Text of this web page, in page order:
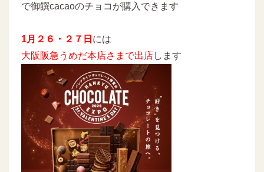
で御饌cacaoのチョコが購入できます
1月２６・２７日 には
大阪阪急うめだ本店さまで出店します